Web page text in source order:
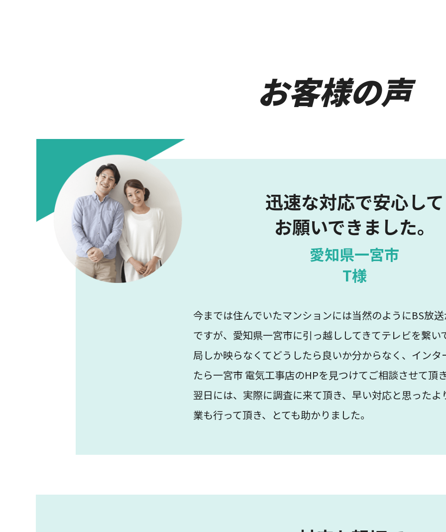
お客様の声
迅速な対応で安心して
お願いできました。
愛知県一宮市
T様
今までは住んでいたマンションには当然のようにBS放
ですが、愛知県一宮市に引っ越ししてきてテレビを繋い
局しか映らなくてどうしたら良いか分からなく、インタ
たら一宮市 電気工事店のHPを見つけてご相談させて頂き
翌日には、実際に調査に来て頂き、早い対応と思ったよ
業も行って頂き、とても助かりました。